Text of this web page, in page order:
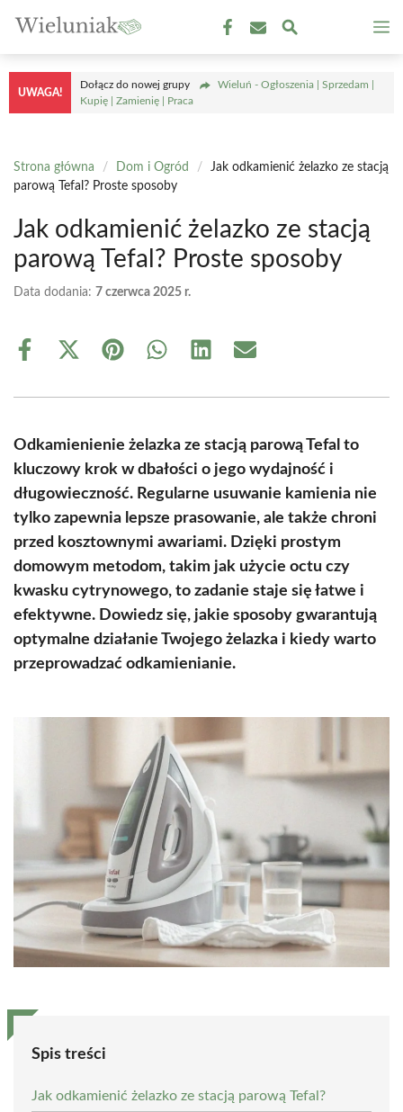
treści
UWAGA!
Dołącz do nowej grupy
Wieluń - Ogłoszenia | Sprzedam |
Kupię | Zamienię | Praca
Strona główna / Dom i Ogród /
Jak odkamienić żelazko ze stacją
parową Tefal? Proste sposoby
Jak odkamienić żelazko ze stacją
parową Tefal? Proste sposoby
Data dodania: 7 czerwca 2025 r.
Share
Share
(Twitter)
Share Share Share Share
Odkamienienie żelazka ze stacją parową Tefal to
kluczowy krok w dbałości o jego wydajność i
długowieczność. Regularne usuwanie kamienia nie
tylko zapewnia lepsze prasowanie, ale także chroni
przed kosztownymi awariami. Dzięki prostym
domowym metodom, takim jak użycie octu czy
kwasku cytrynowego, to zadanie staje się łatwe i
efektywne. Dowiedz się, jakie sposoby gwarantują
optymalne działanie Twojego żelazka i kiedy warto
przeprowadzać odkamienianie.
Spis treści
Jak odkamienić żelazko ze stacją parową Tefal?